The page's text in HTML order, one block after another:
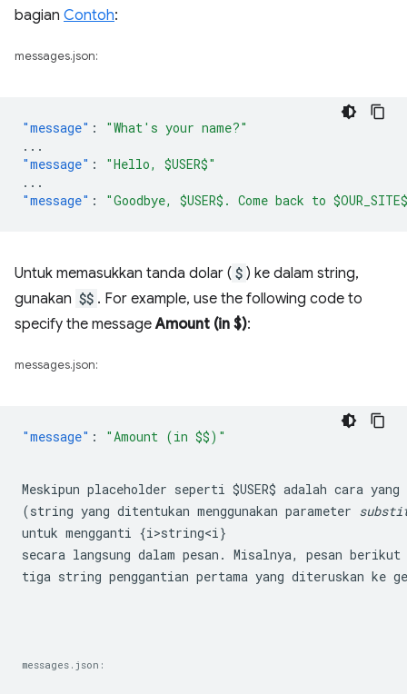
bagian Contoh:
messages.json:
"message" :
"What's your name?"
...
"message" :
"Hello, $USER$"
...
"message" : "Goodbye, $USER$. Come back to
Untuk memasukkan tanda dolar ( $ ) ke dalam string,
gunakan $$ . For example, use the following code to
specify the messageAmount (in $):
messages.json:
"message" :
Meskipun placeholder seperti $USER$ adalah cara
(string yang ditentukan menggunakan parameter
untuk mengganti {i>string<i}
secara langsung dalam pesan. Misalnya, pesan berikut
tiga string penggantian pertama yang diteruskan ke
messages.json: